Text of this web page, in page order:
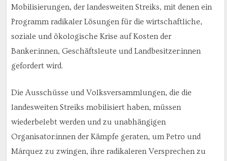
Mobilisierungen, der landesweiten Streiks, mit denen ein
Programm radikaler Lösungen für die wirtschaftliche,
soziale und ökologische Krise auf Kosten der
Banker:innen, Geschäftsleute und Landbesitzer:innen
gefordert wird.
Die Ausschüsse und Volksversammlungen, die die
landesweiten Streiks mobilisiert haben, müssen
wiederbelebt werden und zu unabhängigen
Organisator:innen der Kämpfe geraten, um Petro und
Márquez zu zwingen, ihre radikaleren Versprechen zu